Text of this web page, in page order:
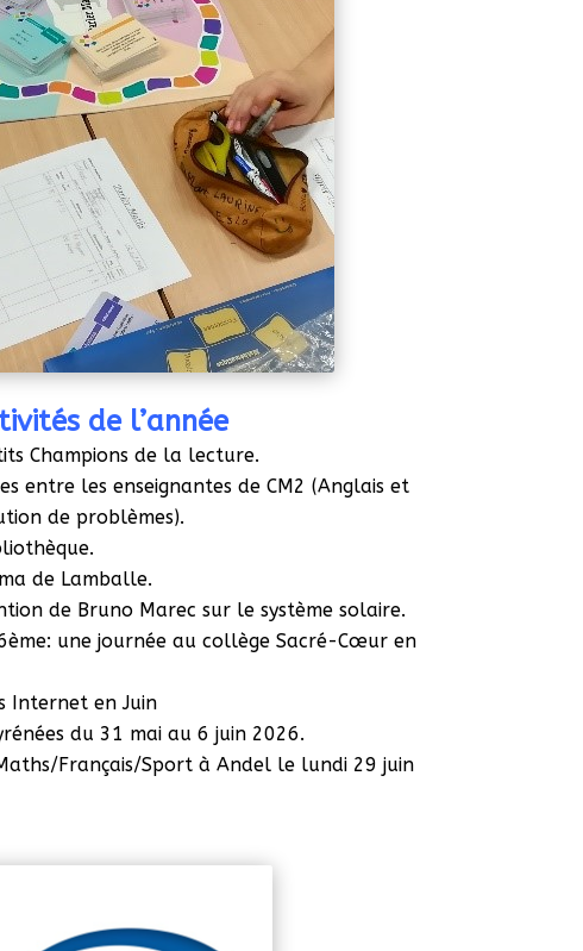
de l’année
Champions de la lecture.
entre les enseignantes de CM2 (Anglais et
de problèmes).
de Lamballe.
de Bruno Marec sur le système solaire.
une journée au collège Sacré-Cœur en
Internet en Juin
du 31 mai au 6 juin 2026.
Français/Sport à Andel le lundi 29 juin